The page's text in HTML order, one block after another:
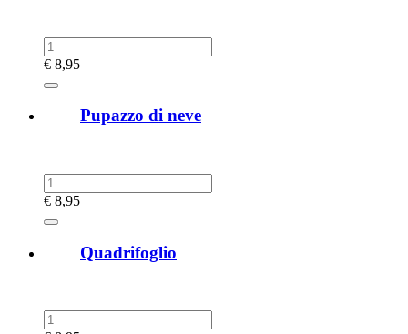
€ 8,95
Pupazzo di neve
€ 8,95
Quadrifoglio